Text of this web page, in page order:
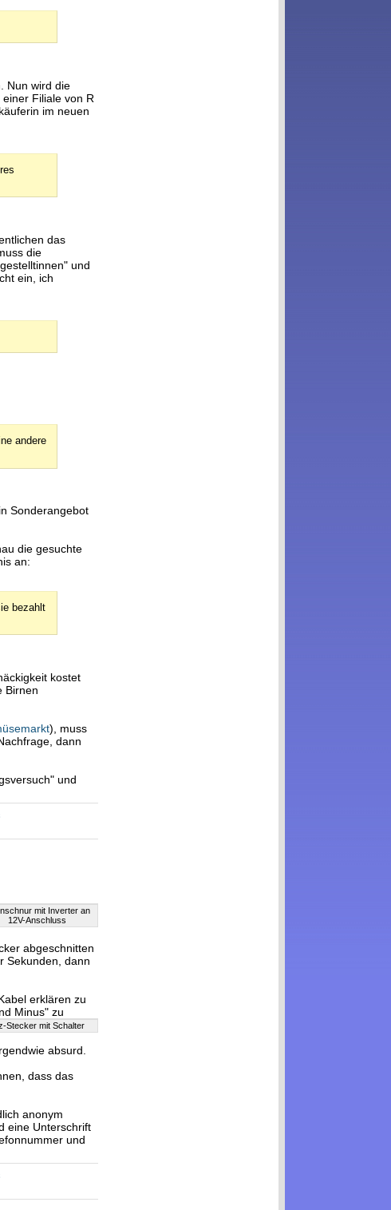
Nun wird die
Filiale von R
im neuen
das
die
und
ein, ich
andere
Sonderangebot
die gesuchte
an:
bezahlt
kostet
Birnen
), muss
dann
und
mit Inverter an
12V-Anschluss
abgeschnitten
Sekunden, dann
erklären zu
Minus" zu
Stecker mit Schalter
absurd.
dass das
anonym
eine Unterschrift
und